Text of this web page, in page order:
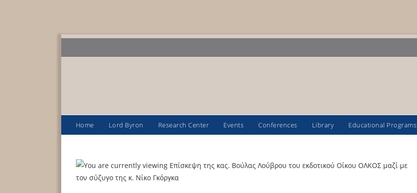
Home Lord Byron Research Center Events Conferences Library Educational Programs